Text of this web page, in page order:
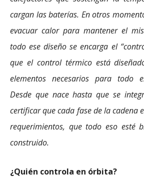
cargan las baterías. En otros
evacuar calor para mantener el
todo ese diseño se encarga el
que el control térmico está
elementos necesarios para todo
Desde que nace hasta que se
certificar que cada fase de la cadena
requerimientos, que todo eso esté
construido.
¿Quién controla en órbita?